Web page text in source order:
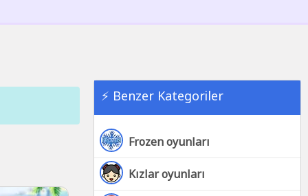
⚡ Benzer Kategoriler
Frozen oyunları
Kızlar oyunları